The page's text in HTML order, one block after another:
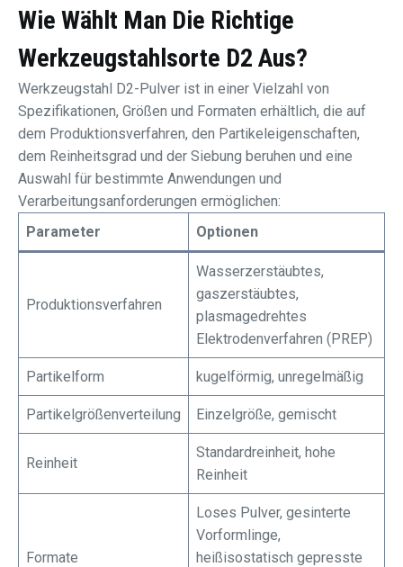
Wie Wählt Man Die Richtige
Werkzeugstahlsorte D2 Aus?
Werkzeugstahl D2-Pulver ist in einer Vielzahl von
Spezifikationen, Größen und Formaten erhältlich, die auf
dem Produktionsverfahren, den Partikeleigenschaften,
dem Reinheitsgrad und der Siebung beruhen und eine
Auswahl für bestimmte Anwendungen und
Verarbeitungsanforderungen ermöglichen:
Parameter
Optionen
Produktionsverfahren
Wasserzerstäubtes,
gaszerstäubtes,
plasmagedrehtes
Elektrodenverfahren (PREP)
Partikelform kugelförmig, unregelmäßig
Partikelgrößenverteilung Einzelgröße, gemischt
Reinheit
Standardreinheit, hohe
Reinheit
Formate
Loses Pulver, gesinterte
Vorformlinge,
heißisostatisch gepresste